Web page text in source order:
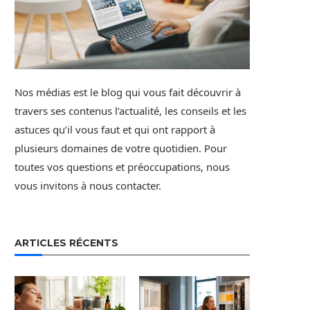
Nos médias est le blog qui vous fait découvrir à
travers ses contenus l’actualité, les conseils et les
astuces qu’il vous faut et qui ont rapport à
plusieurs domaines de votre quotidien. Pour
toutes vos questions et préoccupations, nous
vous invitons à nous contacter.
ARTICLES RÉCENTS